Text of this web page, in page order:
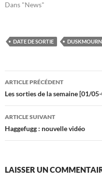
Dans "News"
DATE DE SORTIE DUSKMOURN
Navigation
des
articles
ARTICLE PRÉCÉDENT
Les sorties de la semaine [01/
ARTICLE SUIVANT
Haggefugg : nouvelle vidéo
LAISSER UN